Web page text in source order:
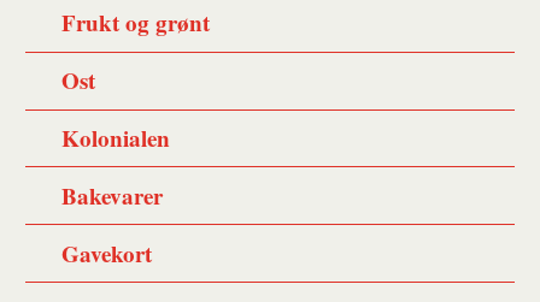
Frukt og grønt
Ost
Kolonialen
Bakevarer
Gavekort